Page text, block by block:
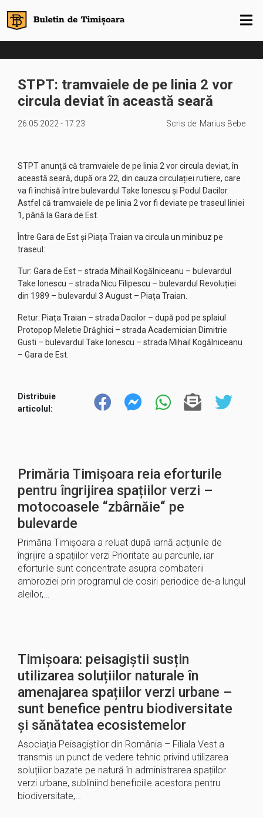
STPT: tramvaiele de pe linia 2 vor
circula deviat în această seară
26.05.2022 - 17:23 Scris de: Marius Bebe
STPT anunță că tramvaiele de pe linia 2 vor circula deviat, în
această seară, după ora 22, din cauza circulației rutiere, care
va fi închisă între bulevardul Take Ionescu și Podul Dacilor.
Astfel că tramvaiele de pe linia 2 vor fi deviate pe traseul liniei
1, până la Gara de Est.
Între Gara de Est și Piața Traian va circula un minibuz pe
traseul:
Tur: Gara de Est – strada Mihail Kogălniceanu – bulevardul
Take Ionescu – strada Nicu Filipescu – bulevardul Revoluției
din 1989 – bulevardul 3 August – Piața Traian.
Retur: Piața Traian – strada Dacilor – după pod pe splaiul
Protopop Meletie Drăghici – strada Academician Dimitrie
Gusti – bulevardul Take Ionescu – strada Mihail Kogălniceanu
– Gara de Est.
Distribuie
articolul:
Primăria Timișoara reia eforturile
pentru îngrijirea spațiilor verzi –
motocoasele “zbârnăie“ pe
bulevarde
Primăria Timișoara a reluat după iarnă acțiunile de
îngrijire a spațiilor verzi Prioritate au parcurile, iar
eforturile sunt concentrate asupra combaterii
ambroziei prin programul de cosiri periodice de-a lungul
aleilor,…
Timișoara: peisagiștii susțin
utilizarea soluțiilor naturale în
amenajarea spațiilor verzi urbane –
sunt benefice pentru biodiversitate
și sănătatea ecosistemelor
Asociația Peisagiștilor din România – Filiala Vest a
transmis un punct de vedere tehnic privind utilizarea
soluțiilor bazate pe natură în administrarea spațiilor
verzi urbane, subliniind beneficiile acestora pentru
biodiversitate,…